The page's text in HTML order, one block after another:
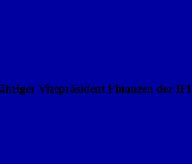
Vizepräsident Finanzen der IFI